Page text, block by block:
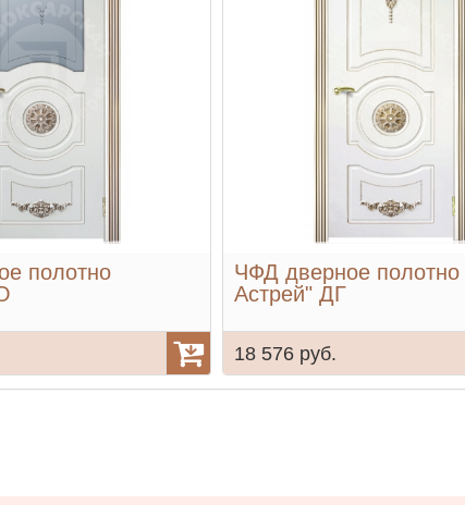
полотно
ЧФД дверное полотно
Астрей" ДГ
18 576 руб.